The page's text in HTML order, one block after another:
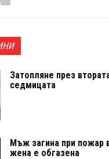
Затопляне през
седмицата
Мъж загина при пожар
жена е обгазена